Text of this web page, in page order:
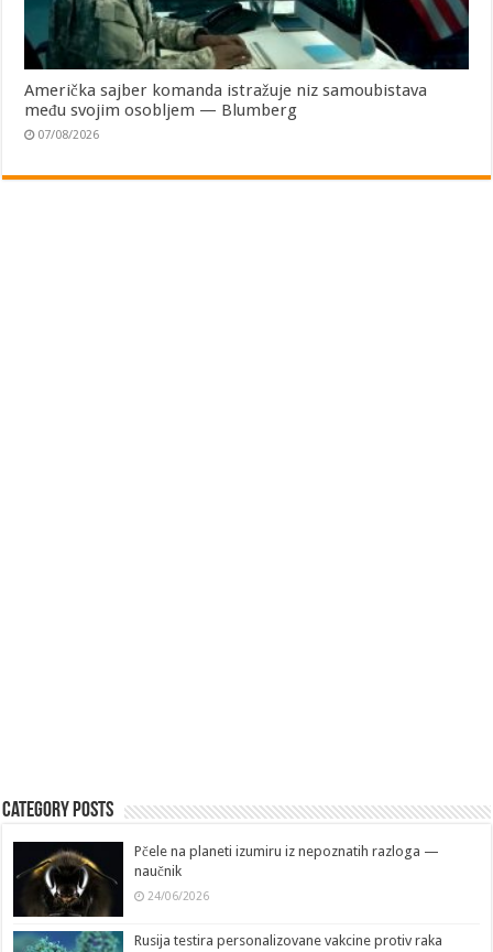
Američka sajber komanda istražuje niz samoubistava
među svojim osobljem — Blumberg
07/08/2026
Category Posts
Pčele na planeti izumiru iz nepoznatih razloga —
naučnik
24/06/2026
Rusija testira personalizovane vakcine protiv raka